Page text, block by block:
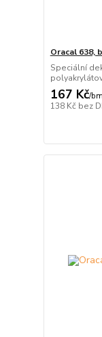
Oracal 638,
Speciální
167 Kč/bm
138 Kč bez